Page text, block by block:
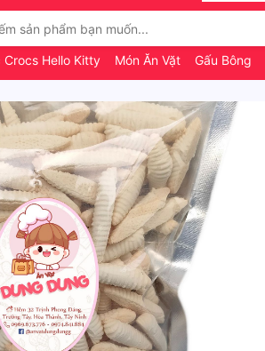
Crocs Hello Kitty Món Ăn Vặt Gấu Bông